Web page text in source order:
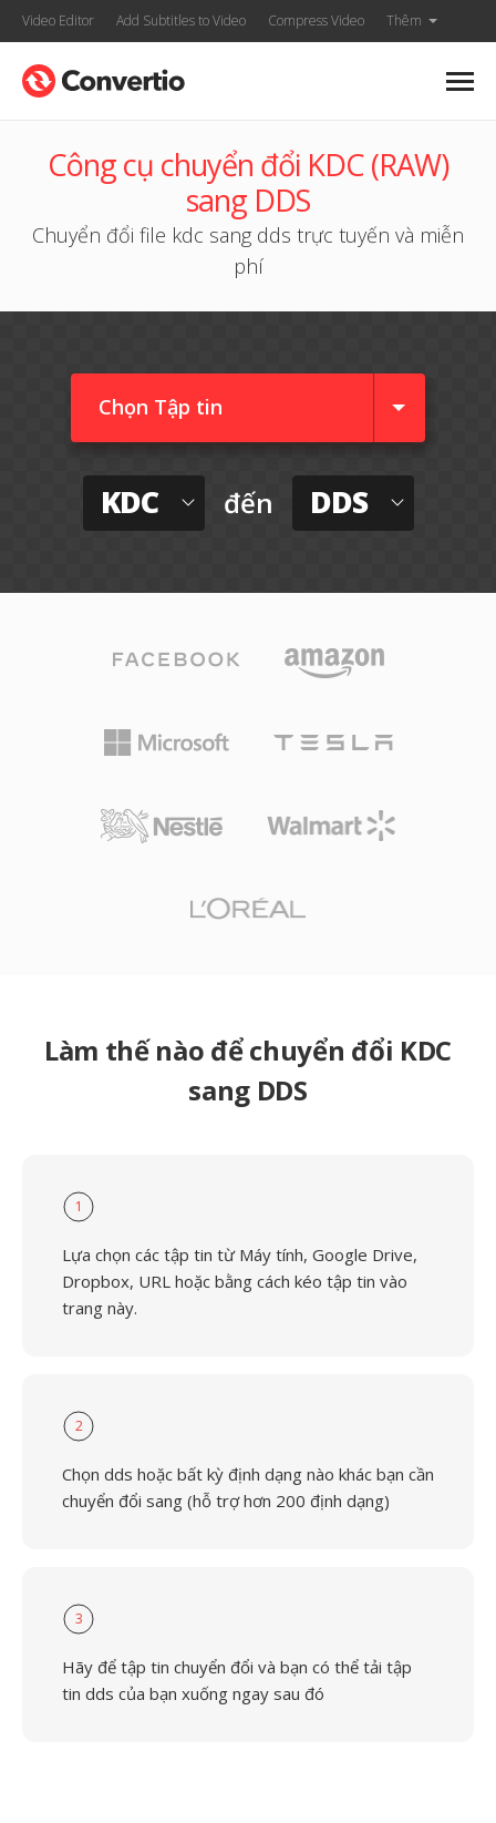
Video Editor Add Subtitles to Video Compress Video Thêm
Công cụ chuyển đổi KDC (RAW)
sang DDS
Chuyển đổi file kdc sang dds trực tuyến và miễn
phí
Chọn Tập tin
KDC đến DDS
Làm thế nào để chuyển đổi KDC
sang DDS
1
Lựa chọn các tập tin từ Máy tính, Google Drive,
Dropbox, URL hoặc bằng cách kéo tập tin vào
trang này.
2
Chọn dds hoặc bất kỳ định dạng nào khác bạn cần
chuyển đổi sang (hỗ trợ hơn 200 định dạng)
3
Hãy để tập tin chuyển đổi và bạn có thể tải tập
tin dds của bạn xuống ngay sau đó